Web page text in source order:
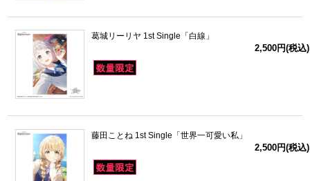
葛城リーリヤ 1st Single「白線」
2,500円(税込)
藤田ことね 1st Single「世界一可愛い私」
2,500円(税込)